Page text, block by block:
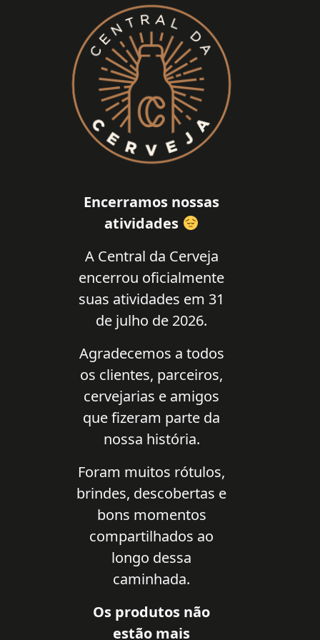
Encerramos nossas
atividades
A Central da Cerveja
encerrou oficialmente
suas atividades em 31
de julho de 2026.
Agradecemos a todos
os clientes, parceiros,
cervejarias e amigos
que fizeram parte da
nossa história.
Foram muitos rótulos,
brindes, descobertas e
bons momentos
compartilhados ao
longo dessa
caminhada.
Os produtos não
estão mais